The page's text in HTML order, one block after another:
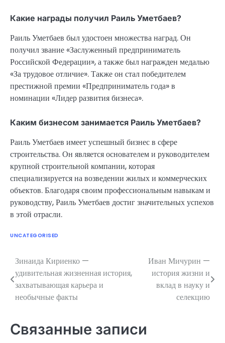
Какие награды получил Раиль Уметбаев?
Раиль Уметбаев был удостоен множества наград. Он
получил звание «Заслуженный предприниматель
Российской Федерации», а также был награжден медалью
«За трудовое отличие». Также он стал победителем
престижной премии «Предприниматель года» в
номинации «Лидер развития бизнеса».
Каким бизнесом занимается Раиль Уметбаев?
Раиль Уметбаев имеет успешный бизнес в сфере
строительства. Он является основателем и руководителем
крупной строительной компании, которая
специализируется на возведении жилых и коммерческих
объектов. Благодаря своим профессиональным навыкам и
руководству, Раиль Уметбаев достиг значительных успехов
в этой отрасли.
UNCATEGORISED
Навигация
по
записям
Зинаида Кириенко —
удивительная жизненная история,
захватывающая карьера и
необычные факты
Иван Мичурин —
история жизни и
вклад в науку и
селекцию
Связанные записи